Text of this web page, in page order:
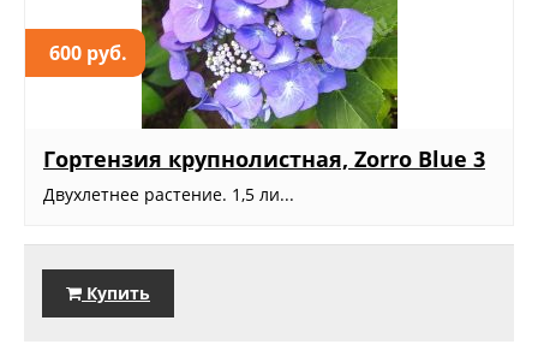
600 руб.
Гортензия крупнолистная, Zorro Blue 3
Двухлетнее растение. 1,5 ли...
Купить